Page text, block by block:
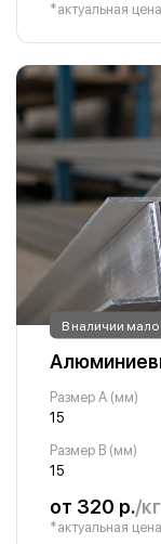
*актуальная
В наличии мало
Размер A (мм)
15
Размер B (мм)
15
от 320 р./кг
*актуальная